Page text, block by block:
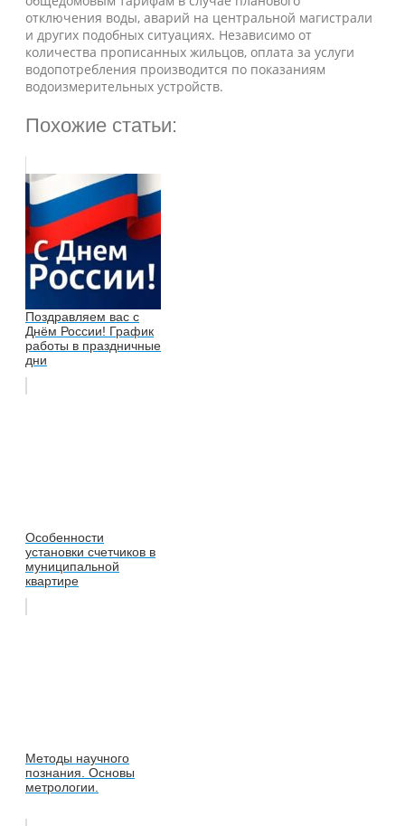
отключения воды, аварий на центральной магистрали
и других подобных ситуациях. Независимо от
количества прописанных жильцов, оплата за услуги
водопотребления производится по показаниям
водоизмерительных устройств.
Похожие статьи:
Поздравляем вас с
Днём России! График
работы в праздничные
дни
Особенности
установки счетчиков в
муниципальной
квартире
Методы научного
познания. Основы
метрологии.